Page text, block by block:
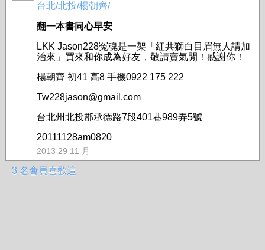
台北/北投/楊朝齊/
翻一本書同心早安
LKK Jason228冤魂是一架「紅共獅白目眉無人請加
治來」買來和你成為好友，敬請賣氣閒！感謝你！
楊朝齊 初41 高8 手機0922 175 222
Tw228jason@gmail.com
台北州北投郡承德路7段401巷989弄5號
20111128am0820
2013 29 11 月
3 名會員喜歡這